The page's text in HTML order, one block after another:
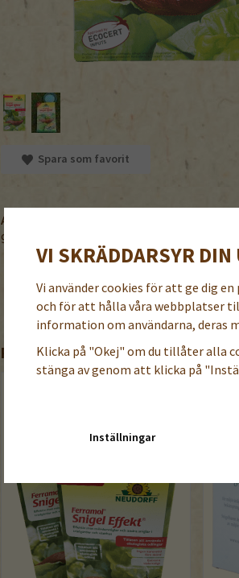
Spara som favorit
Artikelnummer:
964901
REKOMMENDERADE TILLBEHÖR
VI SKRÄDDARSYR DIN
Vi använder cookies för att ge dig
och för att hålla våra webbplatser
information om användarna, deras
Klicka på "Okej" om du tillåter alla
stänga av genom att klicka på
Inställningar